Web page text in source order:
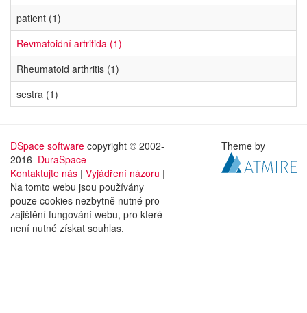
patient (1)
Revmatoidní artritida (1)
Rheumatoid arthritis (1)
sestra (1)
DSpace software copyright © 2002-
2016 DuraSpace
Kontaktujte nás | Vyjádření názoru |
Na tomto webu jsou používány
pouze cookies nezbytně nutné pro
zajištění fungování webu, pro které
není nutné získat souhlas.
Theme by